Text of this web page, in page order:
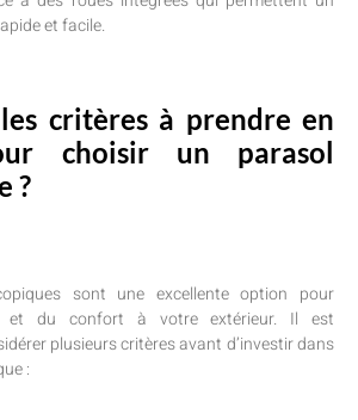
et facile.
critères à prendre en
choisir un parasol
?
sont une excellente option pour
et du confort à votre extérieur. Il est
plusieurs critères avant d’investir dans
: